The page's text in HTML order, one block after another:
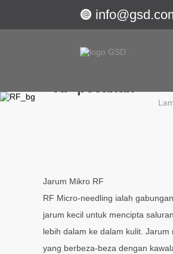
Jarum Mikro RF
RF Micro-needling ialah
jarum kecil untuk mencipta
lebih dalam ke dalam kulit.
yang berbeza-beza dengan